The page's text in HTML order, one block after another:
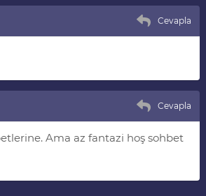
Cevapla
Cevapla
Ama az fantazi hoş sohbet